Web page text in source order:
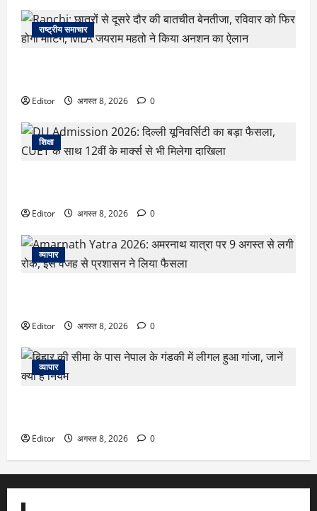
राष्ट्रीय समाचार
Editor अगस्त 8, 2026 0
शिक्षा
Editor अगस्त 8, 2026 0
व्यापार
Editor अगस्त 8, 2026 0
व्यापार
Editor अगस्त 8, 2026 0